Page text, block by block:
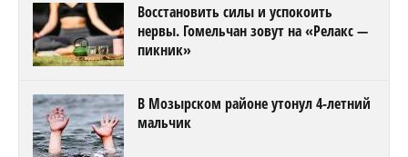
Восстановить силы и успокоить
нервы. Гомельчан зовут на «Релакс —
пикник»
В Мозырском районе утонул 4-летний
мальчик